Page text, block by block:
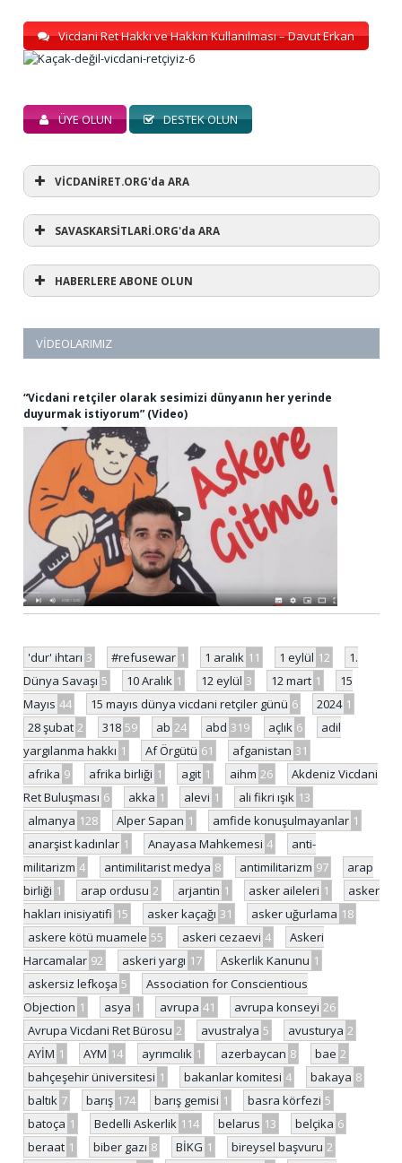
Vicdani Ret Hakkı ve Hakkın Kullanılması – Davut Erkan
ÜYE OLUN DESTEK OLUN
VİCDANİRET.ORG'da ARA
SAVASKARSİTLARİ.ORG'da ARA
HABERLERE ABONE OLUN
VIDEOLARIMIZ
“Vicdani retçiler olarak sesimizi dünyanın her yerinde
duyurmak istiyorum” (Video)
'dur' ihtarı 3 #refusewar 1 1 aralık 11 1 eylül 12
1.
Dünya Savaşı 5 10 Aralık 1 12 eylül 3 12 mart 1
15
Mayıs 44 15 mayıs dünya vicdani retçiler günü 6 2024 1
28 şubat 2 318 59 ab 24 abd 319 açlık 6
adil
yargılanma hakkı 1 Af Örgütü 61 afganistan 31
afrika 9 afrika birliği 1 agit 1 aihm 26
Akdeniz Vicdani
Ret Buluşması 6 akka 1 alevi 1 ali fikri ışık 13
almanya 128 Alper Sapan 1 amfide konuşulmayanlar 1
anarşist kadınlar 1 Anayasa Mahkemesi 4
anti-
militarizm 4 antimilitarist medya 8 antimilitarizm 97
arap
birliği 1 arap ordusu 2 arjantin 1 asker aileleri 1
asker
hakları inisiyatifi 15 asker kaçağı 31 asker uğurlama 18
askere kötü muamele 55 askeri cezaevi 4
Askeri
Harcamalar 92 askeri yargı 17 Askerlik Kanunu 1
askersiz lefkoşa 5
Association for Conscientious
Objection 1 asya 1 avrupa 41 avrupa konseyi 26
Avrupa Vicdani Ret Bürosu 2 avustralya 5 avusturya 2
AYİM 1 AYM 14 ayrımcılık 1 azerbaycan 8 bae 2
bahçeşehir üniversitesi 1 bakanlar komitesi 4 bakaya 8
baltık 7 barış 174 barış gemisi 1 basra körfezi 5
batoça 1 Bedelli Askerlik 114 belarus 13 belçika 6
beraat 1 biber gazı 8 BİKG 1 bireysel başvuru 2